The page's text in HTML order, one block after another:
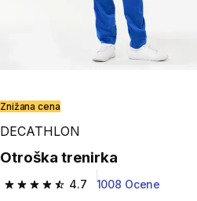
Znižana cena
DECATHLON
Otroška trenirka
4.7
4.7 od 5 zvezdic from 1008
1008 Ocene